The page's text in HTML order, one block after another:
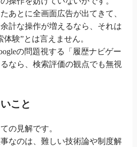
あとに全画面広告が出てきて、
計な操作が増えるなら、それは
験”とは言えません。
の問題視する「履歴ナビゲー
なら、検索評価の観点でも無視
こと
の見解です。
なのは、難しい技術論や制度解